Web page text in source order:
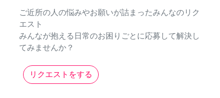
ご近所の人の悩みやお願いが詰まったみんなのリク
エスト
みんなが抱える日常のお困りごとに応募して解決し
てみませんか？
リクエストをする